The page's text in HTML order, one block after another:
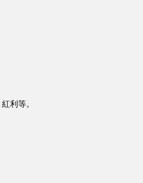
利等。